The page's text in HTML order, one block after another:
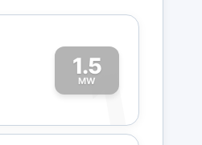
1.5
MW
1